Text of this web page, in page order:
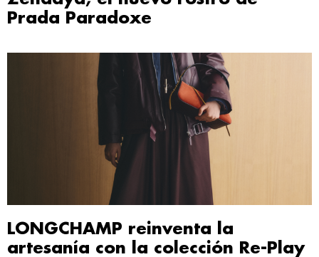
Prada Paradoxe
LONGCHAMP reinventa la
artesanía con la colección Re-Play